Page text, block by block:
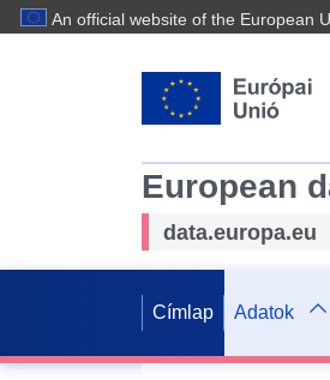
An official website of the European
European
data.europa.eu
Címlap Adatok